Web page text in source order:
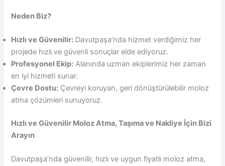
Neden Biz?
Hızlı ve Güvenilir: Davutpaşa’nda hizmet verdiğimiz her
projede hızlı ve güvenli sonuçlar elde ediyoruz.
Profesyonel Ekip: Alanında uzman ekiplerimiz her zaman
en iyi hizmeti sunar.
Çevre Dostu: Çevreyi koruyan, geri dönüştürülebilir moloz
atma çözümleri sunuyoruz.
Hızlı ve Güvenilir Moloz Atma, Taşıma ve Nakliye İçin Bizi
Arayın
Davutpaşa’nda güvenilir, hızlı ve uygun fiyatlı moloz atma,